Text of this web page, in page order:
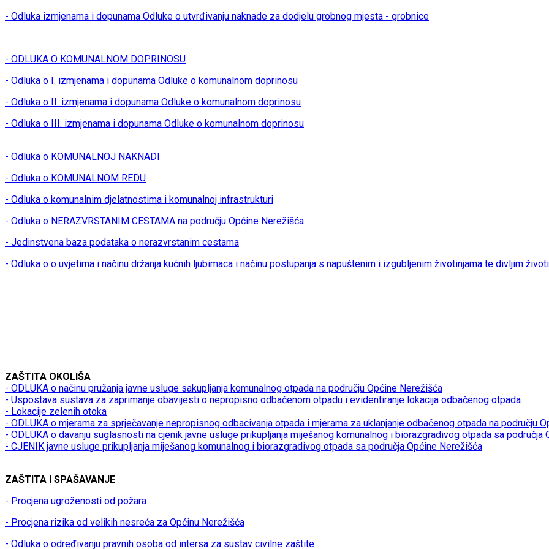
- Odluka izmjenama i dopunama Odluke o utvrđivanju naknade za dodjelu grobnog mjesta - grobnice
- ODLUKA O KOMUNALNOM DOPRINOSU
- Odluka o I. izmjenama i dopunama Odluke o komunalnom doprinosu
- Odluka o II. izmjenama i dopunama Odluke o komunalnom doprinosu
- Odluka o III. izmjenama i dopunama Odluke o komunalnom doprinosu
- Odluka o KOMUNALNOJ NAKNADI
- Odluka o KOMUNALNOM REDU
- Odluka o komunalnim djelatnostima i komunalnoj infrastrukturi
- Odluka o NERAZVRSTANIM CESTAMA na području Općine Nerežišća
- Jedinstvena baza podataka o nerazvrstanim cestama
- Odluka o o uvjetima i načinu držanja kućnih ljubimaca i načinu postupanja s napuštenim i izgubljenim životinjama te divljim
ZAŠTITA OKOLIŠA
- ODLUKA o načinu pružanja javne usluge sakupljanja komunalnog otpada na području Općine Nerežišća
- Uspostava sustava za zaprimanje obavijesti o nepropisno odbačenom otpadu i evidentiranje lokacija odbačenog otpada
- Lokacije zelenih otoka
- ODLUKA o mjerama za sprječavanje nepropisnog odbacivanja otpada i mjerama za uklanjanje odbačenog otpada na području
- ODLUKA o davanju suglasnosti na cjenik javne usluge prikupljanja miješanog komunalnog i biorazgradivog otpada sa područja
- CJENIK javne usluge prikupljanja miješanog komunalnog i biorazgradivog otpada sa područja Općine Nerežišća
ZAŠTITA I SPAŠAVANJE
- Procjena ugroženosti od požara
- Procjena rizika od velikih nesreća za Općinu Nerežišća
- Odluka o određivanju pravnih osoba od intersa za sustav civilne zaštite